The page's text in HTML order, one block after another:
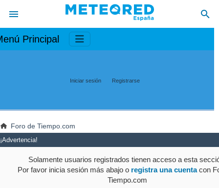
Principal
Iniciar sesión Registrarse
Foro de Tiempo.com
¡Advertencia!
Solamente usuarios registrados tienen acceso a esta
Por favor inicia sesión más abajo o registra una cuentacon
Tiempo.com